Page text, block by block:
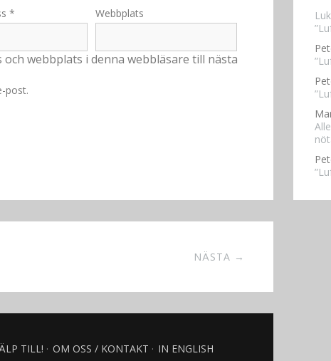
* Webbplats
webbplats i denna webbläsare till nästa
post.
NÄSTA →
TILL! OM OSS / KONTAKT IN ENGLISH